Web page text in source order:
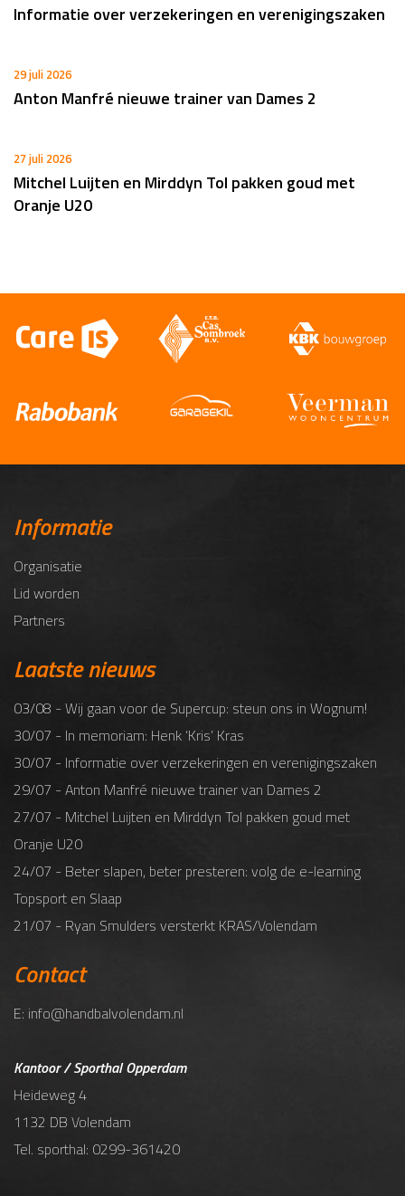
Informatie over verzekeringen en verenigingszaken
29 juli 2026
Anton Manfré nieuwe trainer van Dames 2
27 juli 2026
Mitchel Luijten en Mirddyn Tol pakken goud met
Oranje U20
Informatie
Organisatie
Lid worden
Partners
Laatste nieuws
03/08 - Wij gaan voor de Supercup: steun ons in Wognum!
30/07 - In memoriam: Henk ‘Kris’ Kras
30/07 - Informatie over verzekeringen en verenigingszaken
29/07 - Anton Manfré nieuwe trainer van Dames 2
27/07 - Mitchel Luijten en Mirddyn Tol pakken goud met
Oranje U20
24/07 - Beter slapen, beter presteren: volg de e-learning
Topsport en Slaap
21/07 - Ryan Smulders versterkt KRAS/Volendam
Contact
E: info@handbalvolendam.nl
Kantoor / Sporthal Opperdam
Heideweg 4
1132 DB Volendam
Tel. sporthal: 0299-361420